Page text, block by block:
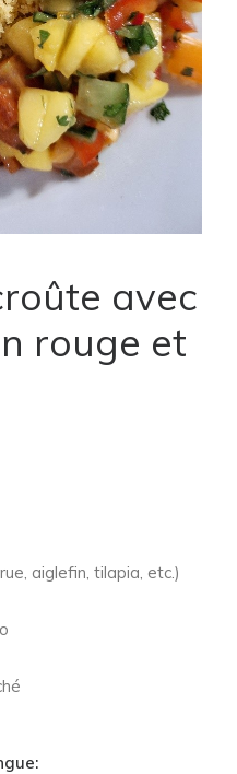
avec
rouge et
aiglefin, tilapia, etc.)